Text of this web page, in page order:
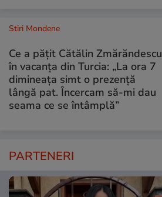
Stiri Mondene
Ce a pățit Cătălin Zmărăndescu
în vacanța din Turcia: „La ora 7
dimineața simt o prezență
lângă pat. Încercam să-mi dau
seama ce se întâmplă”
PARTENERI